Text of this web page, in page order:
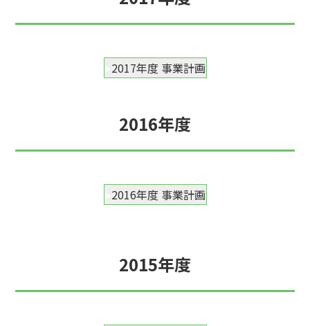
2017年度 事業計画
2016年度
2016年度 事業計画
2015年度